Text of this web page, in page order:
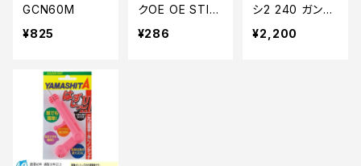
GCN60M
¥825
クOE OE STIC
K スモーク
¥286
シ2 240 ガンメ
タ
¥2,200